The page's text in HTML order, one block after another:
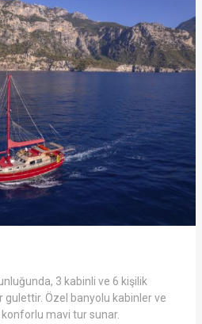
3 kabinli ve 6 kişilik
gulettir. Özel banyolu kabinler ve
mavi tur sunar.